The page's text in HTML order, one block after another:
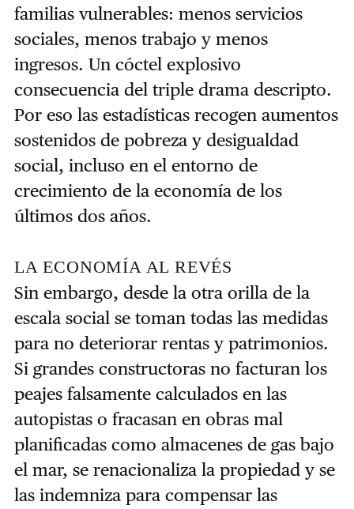
familias vulnerables: menos servicios
sociales, menos trabajo y menos
ingresos. Un cóctel explosivo
consecuencia del triple drama descripto.
Por eso las estadísticas recogen aumentos
sostenidos de pobreza y desigualdad
social, incluso en el entorno de
crecimiento de la economía de los
últimos dos años.
LA ECONOMÍA AL REVÉS
Sin embargo, desde la otra orilla de la
escala social se toman todas las medidas
para no deteriorar rentas y patrimonios.
Si grandes constructoras no facturan los
peajes falsamente calculados en las
autopistas o fracasan en obras mal
planificadas como almacenes de gas bajo
el mar, se renacionaliza la propiedad y se
las indemniza para compensar las